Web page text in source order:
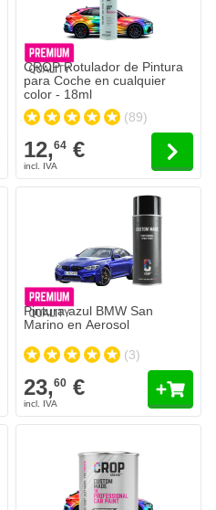
CROP Rotulador de Pintura
para Coche en cualquier
color - 18ml
(89)
12,64 €
Pintura azul BMW San
Marino en Aerosol
(3)
23,60 €